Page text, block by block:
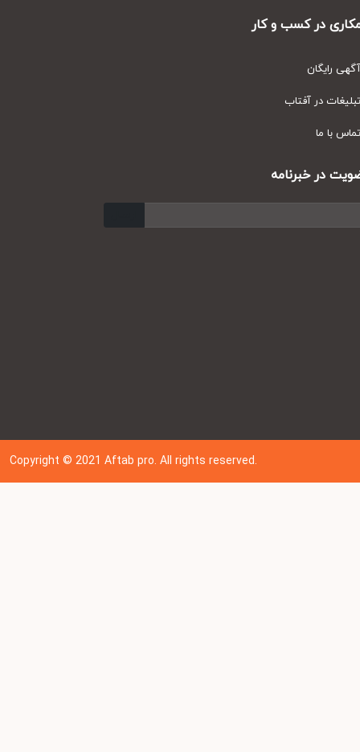
در کسب و کار
رایگان
در آفتاب
با ما
در خبرنامه
Copyright © 202 1Aftab pro. All rights reserved.